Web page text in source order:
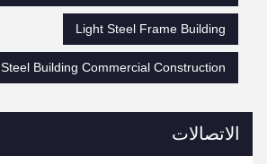
Light Steel Frame Building
Steel Building Commercial Construction
الاتصالات